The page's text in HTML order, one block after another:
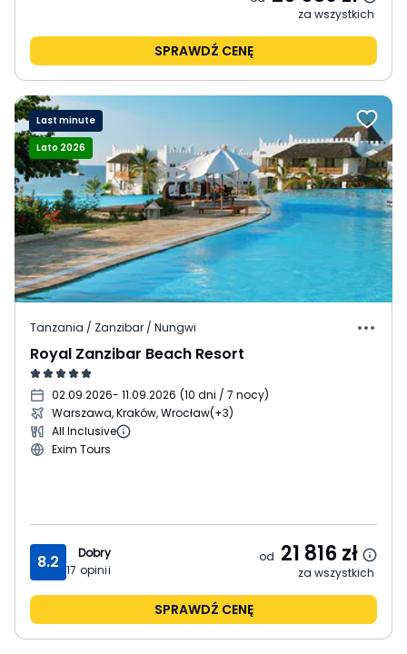
za wszystkich
SPRAWDŹ CENĘ
Last minute
Lato 2026
Tanzania / Zanzibar / Nungwi
Royal Zanzibar Beach Resort
02.09.2026- 11.09.2026 (10 dni / 7 nocy)
Warszawa, Kraków, Wrocław(+3)
All Inclusive
Exim Tours
8.2
Dobry
17 opinii
od 21 816zł
za wszystkich
SPRAWDŹ CENĘ